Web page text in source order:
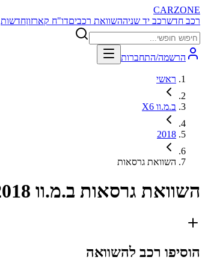
CARZONE
רכב חדשרכב יד שניההשוואת רכביםדו"ח קארזוןחדשות
הרשמה/התחברות
ראשי
ב.מ.וו X6
2018
השוואת גרסאות
השוואת גרסאות ב.מ.וו X6 2018
הוסיפו רכב להשוואה